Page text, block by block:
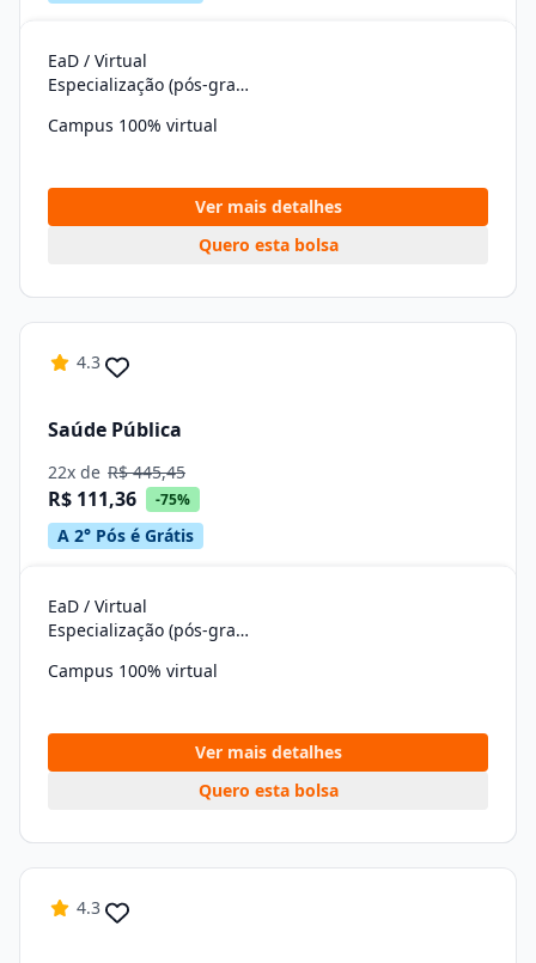
EaD / Virtual
Especialização (pós-graduação)
Campus 100% virtual
Ver mais detalhes
Quero esta bolsa
4.3
Saúde Pública
22x de R$ 445,45
R$ 111,36 -75%
A 2° Pós é Grátis
EaD / Virtual
Especialização (pós-graduação)
Campus 100% virtual
Ver mais detalhes
Quero esta bolsa
4.3